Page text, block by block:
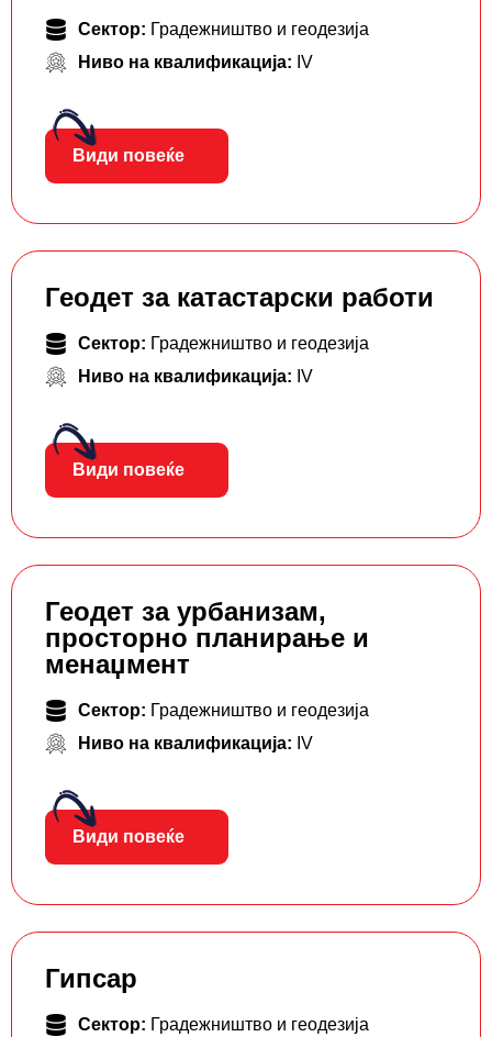
Сектор: Градежништво и геодезија
Ниво на квалификација: IV
Види повеќе
Геодет за катастарски работи
Сектор: Градежништво и геодезија
Ниво на квалификација: IV
Види повеќе
Геодет за урбанизам,
просторно планирање и
менаџмент
Сектор: Градежништво и геодезија
Ниво на квалификација: IV
Види повеќе
Гипсар
Сектор: Градежништво и геодезија